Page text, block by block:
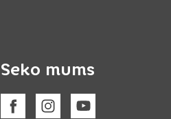
Seko mums